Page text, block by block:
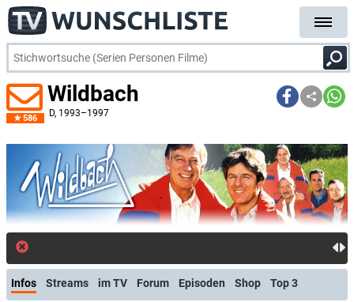
586
Wildbach
D, 1993–1997
Infos Streams im TV Forum Episoden Shop Top 3